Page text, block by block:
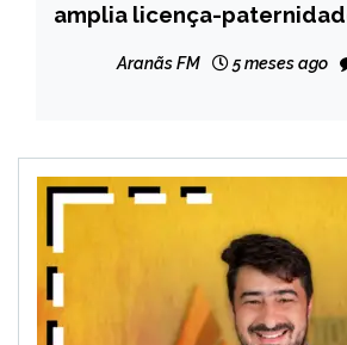
NOTÍCIAS
amplia licença-
Aranãs FM 5 meses ago